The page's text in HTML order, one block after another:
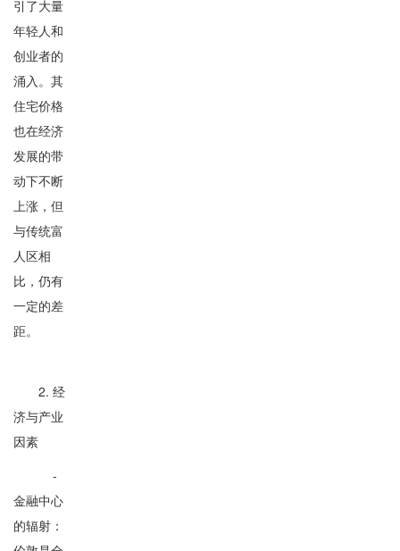
引了大量
年轻人和
创业者的
涌入。其
住宅价格
也在经济
发展的带
动下不断
上涨，但
与传统富
人区相
比，仍有
一定的差
距。
2. 经
济与产业
因素
-
金融中心
的辐射：